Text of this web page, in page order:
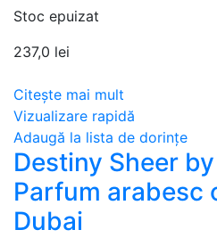
Stoc epuizat
237,0 lei
Citește mai mult
Vizualizare rapidă
Adaugă la lista de dorințe
Destiny Sheer
Parfum arabesc
Dubai